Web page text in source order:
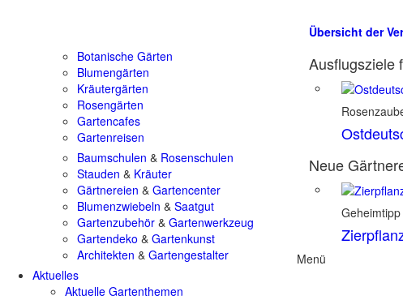
Übersicht der
Botanische Gärten
Blumengärten
Kräutergärten
Rosengärten
Gartencafes
Gartenreisen
Ausflugsziele
Baumschulen & Rosenschulen
Stauden & Kräuter
Gärtnereien & Gartencenter
Blumenzwiebeln & Saatgut
Gartenzubehör & Gartenwerkzeug
Gartendeko & Gartenkunst
Architekten & Gartengestalter
Neue
Geheimtipp
Menü
Aktuelles
Aktuelle Gartenthemen